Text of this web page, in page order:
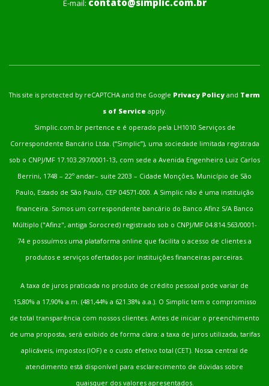
E-mail:
This site is protected by reCAPTCHA and the Google Privacy Policy and Term
s of Service apply.
Simplic.com.br pertence e é operado pela LH1010 Serviços de
Correspondente Bancário Ltda. (“Simplic”), uma sociedade limitada registrada
sob o CNPJ/MF 17.103.297/0001-13, com sede a Avenida Engenheiro Luiz Carlos
Berrini, 1748 – 22º andar– suite 2203 – Cidade Monções, Município de São
Paulo, Estado de São Paulo, CEP 04571-000. A Simplic não é uma instituição
financeira. Somos um correspondente bancário do Banco Afinz S/A Banco
Múltiplo ("Afinz", antiga Sorocred) registrado sob o CNPJ/MF 04.814.563/0001-
74 e possuímos uma plataforma online que facilita o acesso de clientes a
produtos e serviços ofertados por instituições financeiras parceiras.
A taxa de juros praticada no produto de crédito pessoal pode variar de
15,80% a 17,90% a.m. (481,44% a 621.38% a.a.). O Simplic tem o compromisso
de total transparência com nossos clientes. Antes de iniciar o preenchimento
de uma proposta, será exibido de forma clara: a taxa de juros utilizada, tarifas
aplicáveis, impostos (IOF) e o custo efetivo total (CET). Nossa central de
atendimento está disponível para esclarecimento de dúvidas sobre
quaisquer dos valores apresentados.